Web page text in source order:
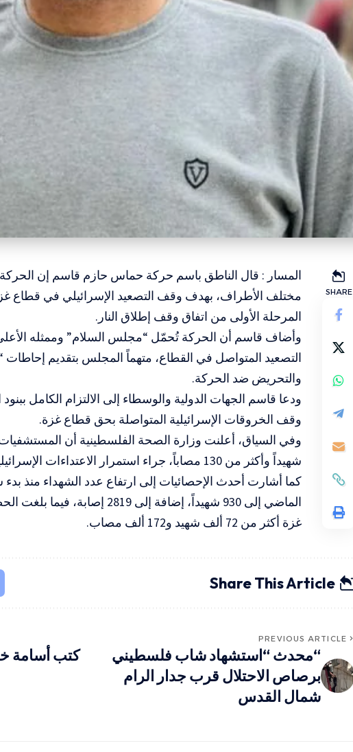
SHARE
المسار : قال الناطق باسم حركة حماس حازم قاسم إن
مختلف الأطراف، بهدف وقف التصعيد الإسرائيلي في قطاع غزة
المرحلة الأولى من اتفاق وقف إطلاق النار.
وأضاف قاسم أن الحركة تُحمّل “مجلس السلام” وممثله
التصعيد المتواصل في القطاع، متهماً المجلس بتقديم إحاطات
والتحريض ضد الحركة.
ودعا قاسم الجهات الدولية والوسطاء إلى الالتزام الكامل
وقف الخروقات الإسرائيلية المتواصلة بحق قطاع غزة.
شهيداً وأكثر من 130 مصاباً، جراء استمرار الاعتداءات الإسرائيلية على مناطق متفرقة من القطاع.
كما أشارت أحدث الإحصائيات إلى ارتفاع عدد الشهداء منذ
الماضي إلى 930 شهيداً، إضافة إلى
غزة أكثر من 72 ألف شهيد و172 ألف مصاب.
Share This Article
PREVIOUS ARTICLE
“محدث “استشهاد شاب فلسطيني
برصاص الاحتلال قرب جدار الرام
شمال القدس
كتب أسامة